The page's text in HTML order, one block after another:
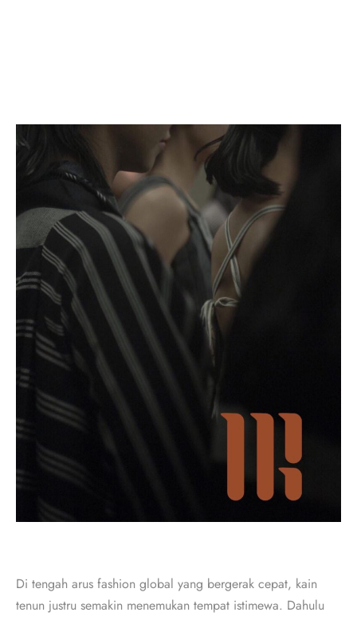
Di tengah arus fashion global yang bergerak cepat, kain
tenun justru semakin menemukan tempat istimewa. Dahulu